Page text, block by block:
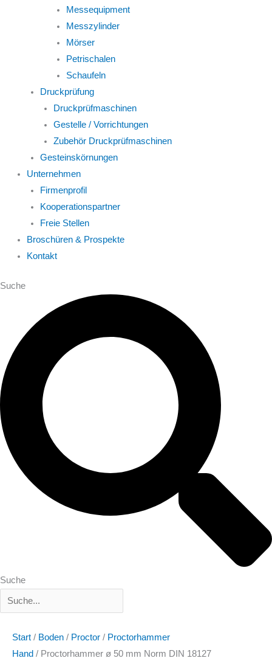
Messequipment
Messzylinder
Mörser
Petrischalen
Schaufeln
Druckprüfung
Druckprüfmaschinen
Gestelle / Vorrichtungen
Zubehör Druckprüfmaschinen
Gesteinskörnungen
Unternehmen
Firmenprofil
Kooperationspartner
Freie Stellen
Broschüren & Prospekte
Kontakt
Suche
Suche
Start / Boden / Proctor / Proctorhammer
Hand / Proctorhammer ø 50 mm Norm DIN 18127